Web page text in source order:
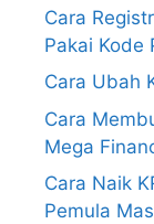
Cara
Pakai Kode
Cara Ubah
Cara
Mega
Cara Naik
Pemula